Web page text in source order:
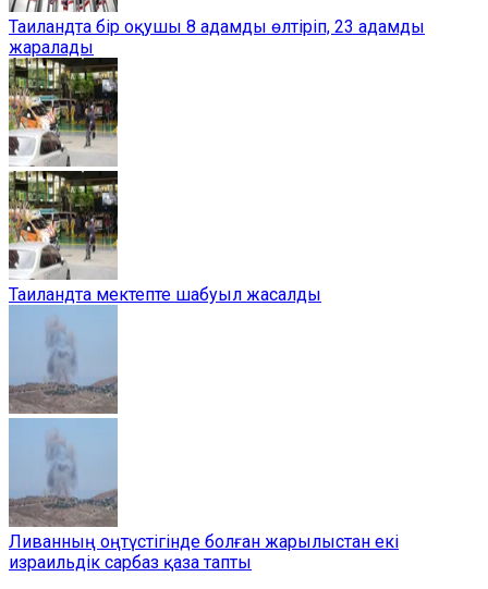
Таиландта бір оқушы 8 адамды өлтіріп, 23 адамды
жаралады
Таиландта мектепте шабуыл жасалды
Ливанның оңтүстігінде болған жарылыстан екі
израильдік сарбаз қаза тапты